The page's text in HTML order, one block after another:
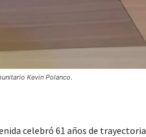
Kevin Polanco.
celebró 61 años de trayectoria